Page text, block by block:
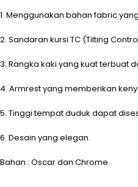
1. Menggunakan bahan fabric
2. Sandaran kursi TC (Tilting
3. Rangka kaki yang kuat terbuat
4. Armrest yang memberikan
5. Tinggi tempat duduk dapat
6. Desain yang elegan.
Bahan : Oscar dan Chrome